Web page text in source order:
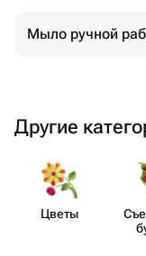
Мыло ручной
Другие
Цветы